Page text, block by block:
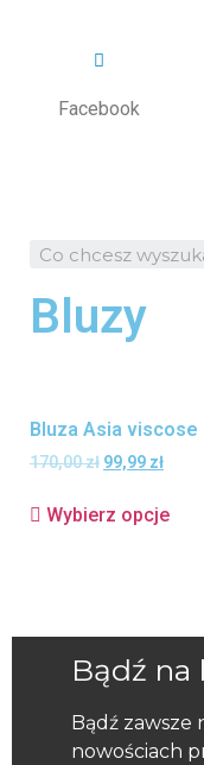
Facebook
Bluzy
Bluza Asia viscose
170,00zł 99,99 zł
Wybierz opcje
Bądź na
Bądź zawsze
nowościach